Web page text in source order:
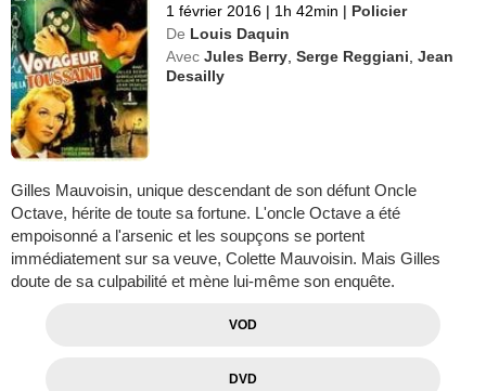
1 février 2016 | 1h 42min | Policier
De Louis Daquin
Avec Jules Berry ,Serge Reggiani ,Jean
Desailly
Gilles Mauvoisin, unique descendant de son défunt Oncle
Octave, hérite de toute sa fortune. L'oncle Octave a été
empoisonné a l'arsenic et les soupçons se portent
immédiatement sur sa veuve, Colette Mauvoisin. Mais Gilles
doute de sa culpabilité et mène lui-même son enquête.
VOD
DVD